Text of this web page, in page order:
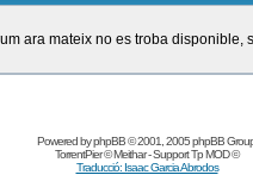
ara mateix no es troba disponible,
Powered byphpBB© 2001, 2005 phpBB
TorrentPier© Meithar - SupportTp MOD©
Traducció: Isaac Garcia Abrodos